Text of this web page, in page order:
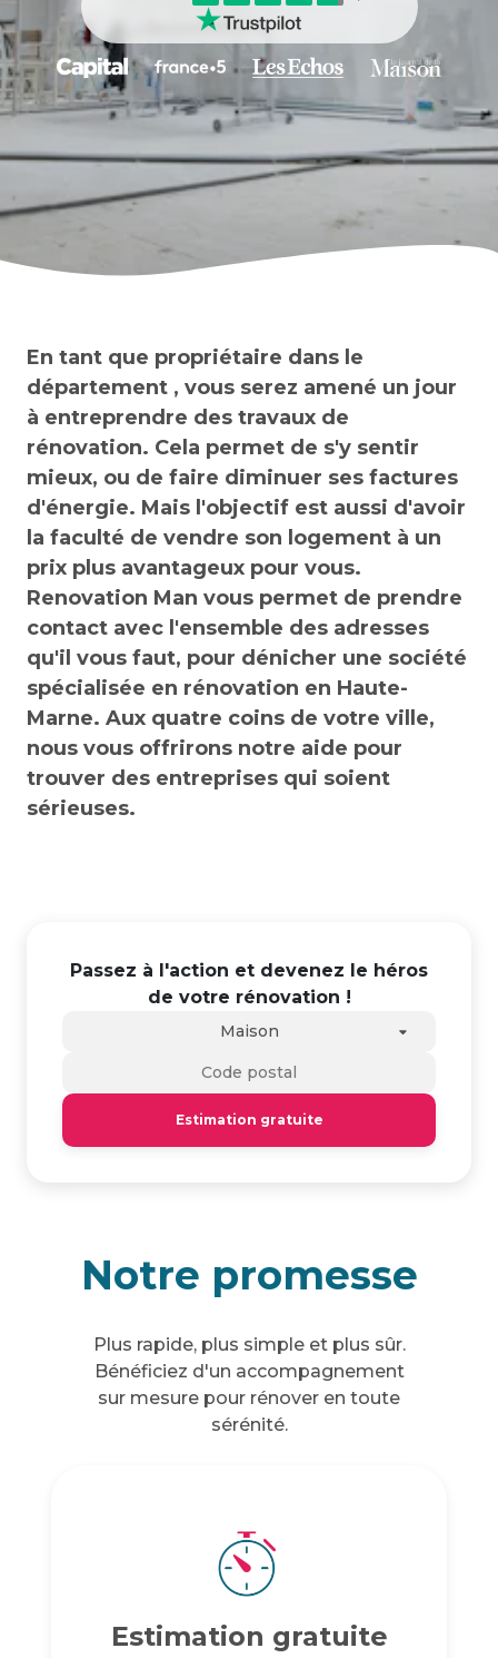
En tant que propriétaire dans le
département , vous serez amené un jour
à entreprendre des travaux de
rénovation. Cela permet de s'y sentir
mieux, ou de faire diminuer ses factures
d'énergie. Mais l'objectif est aussi d'avoir
la faculté de vendre son logement à un
prix plus avantageux pour vous.
Renovation Man vous permet de prendre
contact avec l'ensemble des adresses
qu'il vous faut, pour dénicher une société
spécialisée en rénovation en Haute-
Marne. Aux quatre coins de votre ville,
nous vous offrirons notre aide pour
trouver des entreprises qui soient
sérieuses.
Passez à l'action et devenez le héros
de votre rénovation !
Maison
Estimation gratuite
Notre promesse
Plus rapide, plus simple et plus sûr.
Bénéficiez d'un accompagnement
sur mesure pour rénover en toute
sérénité.
Estimation gratuite